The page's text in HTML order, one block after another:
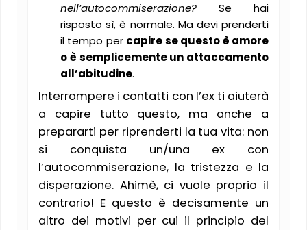
nell’autocommiserazione? Se hai
risposto sì, è normale. Ma devi prenderti
il tempo per capire se questo è amore
o è semplicemente un attaccamento
all’abitudine.
Interrompere i contatti con l’ex ti aiuterà
a capire tutto questo, ma anche a
prepararti per riprenderti la tua vita: non
si conquista un/una ex con
l’autocommiserazione, la tristezza e la
disperazione. Ahimè, ci vuole proprio il
contrario! E questo è decisamente un
altro dei motivi per cui il principio del